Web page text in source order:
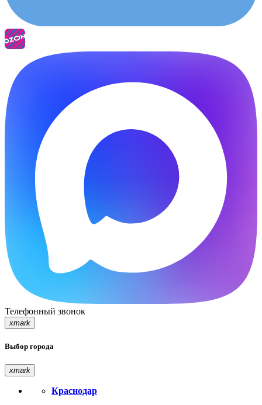
Телефонный звонок
xmark
Выбор города
xmark
Краснодар